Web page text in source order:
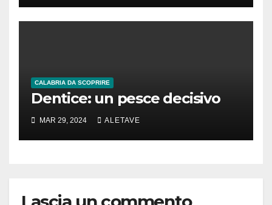
CALABRIA DA SCOPRIRE
Dentice: un pesce decisivo
MAR 29, 2024 ALETAVE